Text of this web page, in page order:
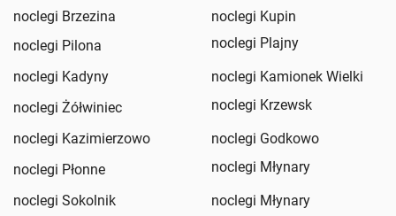
noclegi Brzezina
noclegi Kupin
noclegi Pilona
noclegi Plajny
noclegi Kadyny
noclegi Kamionek Wielki
noclegi Żółwiniec
noclegi Krzewsk
noclegi Kazimierzowo
noclegi Godkowo
noclegi Płonne
noclegi Młynary
noclegi Sokolnik
noclegi Młynary